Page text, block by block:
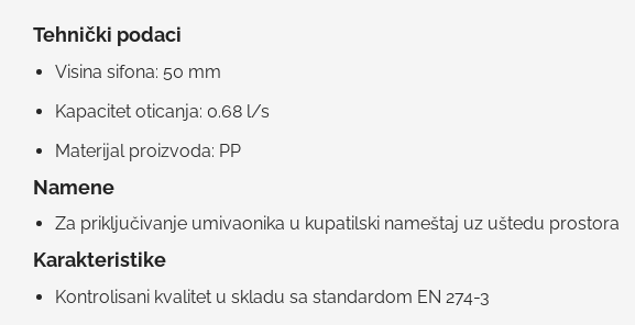
Tehnički podaci
Visina sifona: 50 mm
Kapacitet oticanja: 0.68 l/s
Materijal proizvoda: PP
Namene
Za priključivanje umivaonika u kupatilski nameštaj uz uštedu prostora
Karakteristike
Kontrolisani kvalitet u skladu sa standardom EN 274-3